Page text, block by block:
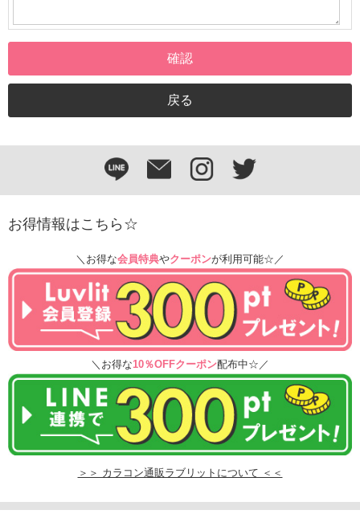
お得情報はこちら☆
＼お得な会員特典やクーポンが利用可能☆／
＼お得な10％OFFクーポン配布中☆／
＞＞ カラコン通販ラブリットについて ＜＜